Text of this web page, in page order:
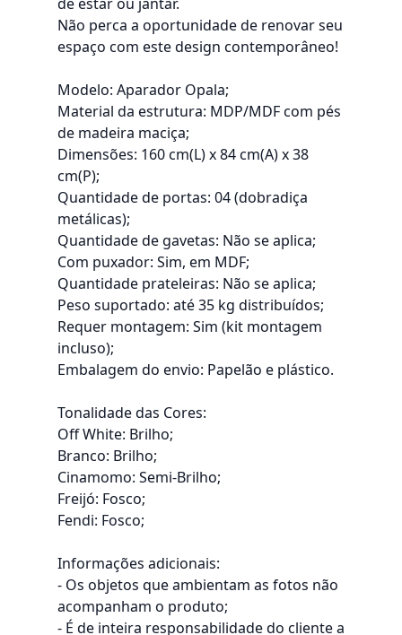
Não perca a oportunidade de renovar seu
espaço com este design contemporâneo!
Modelo: Aparador Opala;
Material da estrutura: MDP/MDF com pés
de madeira maciça;
Dimensões: 160 cm(L) x 84 cm(A) x 38
cm(P);
Quantidade de portas: 04 (dobradiça
metálicas);
Quantidade de gavetas: Não se aplica;
Com puxador: Sim, em MDF;
Quantidade prateleiras: Não se aplica;
Peso suportado: até 35 kg distribuídos;
Requer montagem: Sim (kit montagem
incluso);
Embalagem do envio: Papelão e plástico.
Tonalidade das Cores:
Off White: Brilho;
Branco: Brilho;
Cinamomo: Semi-Brilho;
Freijó: Fosco;
Fendi: Fosco;
Informações adicionais:
- Os objetos que ambientam as fotos não
acompanham o produto;
- É de inteira responsabilidade do cliente a